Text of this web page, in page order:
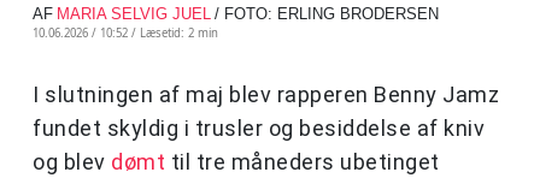
AF MARIA SELVIG JUEL / FOTO: ERLING BRODERSEN
10.06.2026 / 10:52 / Læsetid: 2 min
I slutningen af maj blev rapperen Benny Jamz
fundet skyldig i trusler og besiddelse af kniv
og blev dømt til tre måneders ubetinget